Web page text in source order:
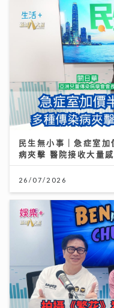
民生無小事｜急症室
病夾擊 醫院接收大量
26/07/2026
民生無小事｜安老政
樂齡科技
19/07/2026